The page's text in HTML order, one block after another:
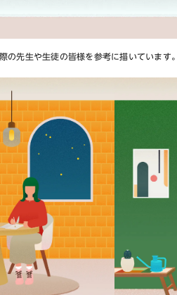
の先生や生徒の皆様を参考に描いています。